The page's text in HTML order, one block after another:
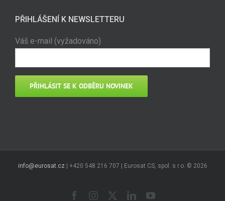
PŘIHLÁŠENÍ K NEWSLETTERU
Váš e-mail (vyžadováno)
info@eurosat.cz| +420 548 216 707 | Eurosat CS, spol. s r.o. © 2026
FacebookInstagram LinkedInYouTube